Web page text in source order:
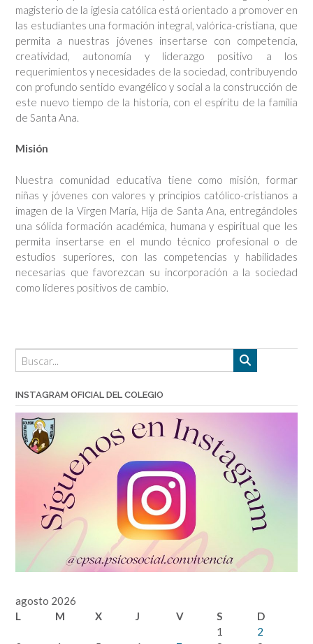
magisterio de la iglesia católica está orientado a promover en
las estudiantes una formación integral, valórica-cristiana, que
permita a nuestras jóvenes insertarse con competencia,
creatividad, autonomía y liderazgo positivo a los
requerimientos y necesidades de la sociedad, contribuyendo
con profundo sentido evangélico y social a la construcción de
este nuevo tiempo de la historia, con el espíritu de la familia
de Santa Ana.
Misión
Nuestra comunidad educativa tiene como misión, formar
niñas y jóvenes con valores y principios católico-cristianos a
imagen de la Virgen María, Hija de Santa Ana, entregándoles
una sólida formación académica, humana y espiritual que les
permita insertarse en el mundo técnico profesional o de
estudios superiores, con las competencias y habilidades
necesarias que favorezcan su incorporación a la sociedad
como líderes positivos de cambio.
INSTAGRAM OFICIAL DEL COLEGIO
agosto 2026
L
M X J V S
D
1
2